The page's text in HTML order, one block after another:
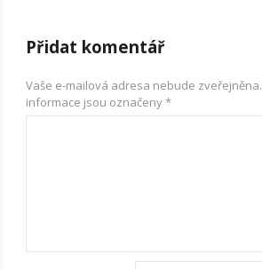
Přidat komentář
Vaše e-mailová adresa nebude zveřejněna.
informace jsou označeny*